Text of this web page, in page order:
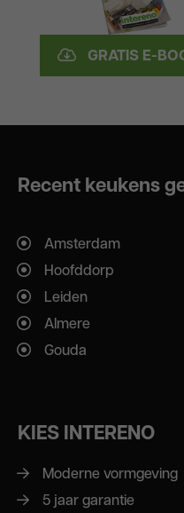
GRATIS E-
Recent keukens
Amsterdam
Hoofddorp
Leiden
Almere
Gouda
KIES INTERENO
Moderne vormgeving
5 jaar garantie